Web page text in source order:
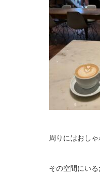
周りにはおしゃ
その空間にいる